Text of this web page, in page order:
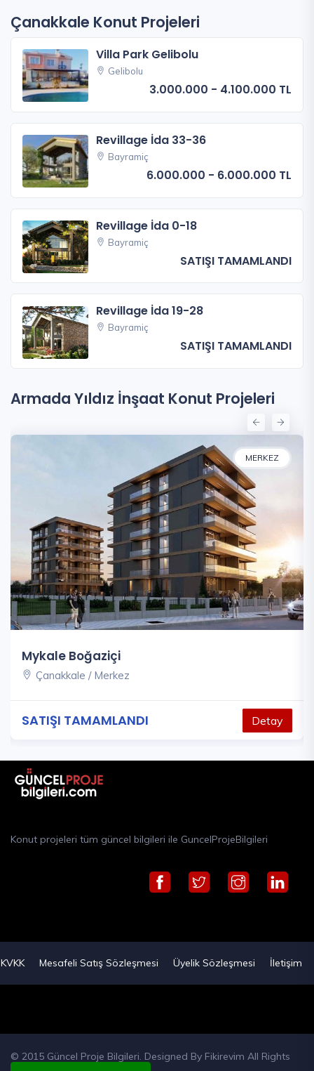
Çanakkale Konut Projeleri
Villa Park Gelibolu
Gelibolu
3.000.000 - 4.100.000 TL
Revillage İda 33-36
Bayramiç
6.000.000 - 6.000.000 TL
Revillage İda 0-18
Bayramiç
SATIŞI TAMAMLANDI
Revillage İda 19-28
Bayramiç
SATIŞI TAMAMLANDI
Armada Yıldız İnşaat Konut Projeleri
MERKEZ
Mykale Boğaziçi
Çanakkale / Merkez
SATIŞI TAMAMLANDI Detay
Konut projeleri tüm güncel bilgileri ile GuncelProjeBilgileri
KVKK Mesafeli Satış Sözleşmesi Üyelik Sözleşmesi İletişim
© 2015 Güncel Proje Bilgileri. Designed By Fikirevim All Rights